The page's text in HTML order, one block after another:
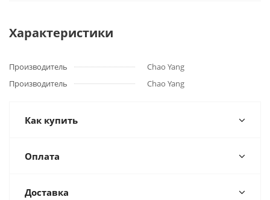
Характеристики
Производитель
Chao Yang
Производитель
Chao Yang
Как купить
Оплата
Доставка